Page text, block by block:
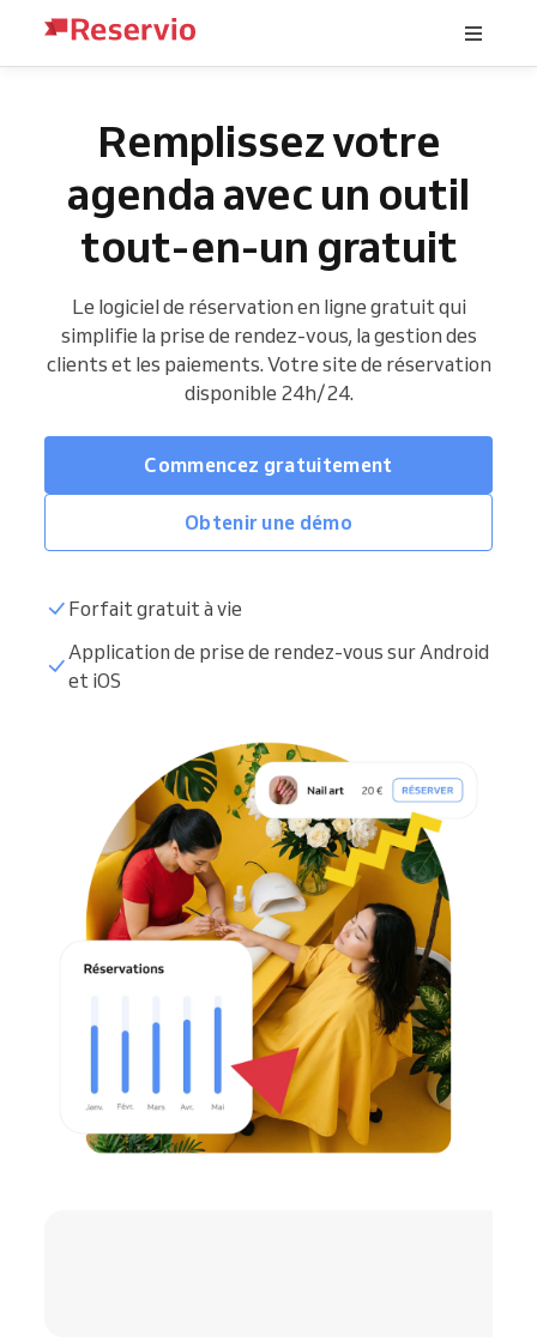
Remplissez votre
agenda avec un outil
tout-en-un gratuit
Le logiciel de réservation en ligne gratuit qui
simplifie la prise de rendez-vous, la gestion des
clients et les paiements. Votre site de réservation
disponible 24h/24.
Commencez gratuitement
Obtenir une démo
Forfait gratuit à vie
Application de prise de rendez-vous sur Android
et iOS